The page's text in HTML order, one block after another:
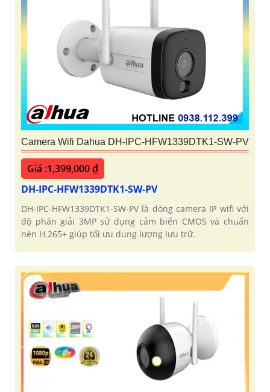
Camera Wifi Dahua DH-IPC-HFW1339DTK1-SW-PV
Giá :1,399,000 ₫
DH-IPC-HFW1339DTK1-SW-PV
DH-IPC-HFW1339DTK1-SW-PV là dòng camera IP wifi với
độ phân giải 3MP sử dụng cảm biến CMOS và chuẩn
nén H.265+ giúp tối ưu dung lượng lưu trữ.